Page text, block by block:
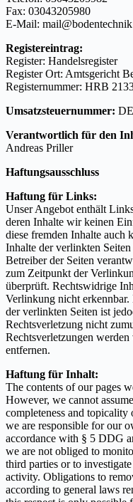
Fax: 03043205980
E-Mail:
Registereintrag:
Register: Handelsregister
Register Ort: Amtsgericht
Registernummer: HRB
Umsatzsteuernummer:
Verantwortlich für den
Andreas Priller
Haftungsausschluss
Haftung für Links:
Unser Angebot enthält
deren Inhalte wir keinen
diese fremden Inhalte auch
Inhalte der verlinkten
Betreiber der Seiten
zum Zeitpunkt der
überprüft. Rechtswidrige
Verlinkung nicht
der verlinkten Seiten ist
Rechtsverletzung nicht
Rechtsverletzungen
entfernen.
Haftung für Inhalt:
The contents of our pages
However, we cannot
completeness and topicality
we are responsible for our
accordance with § 5 DDG
we are not obliged to
third parties or to
activity. Obligations to
according to general laws